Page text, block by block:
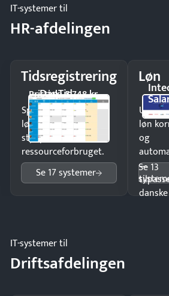
IT-systemer til
HR-afdelingen
Tidsregistrering
DanTid
Pristjek: 5.748 kr
Spar tid på
lønberegning og få
styr på
ressourceforbruget.
Se 17 systemer
Løn
løn
og
—
danske
Se 13
IT-systemer til
Driftsafdelingen